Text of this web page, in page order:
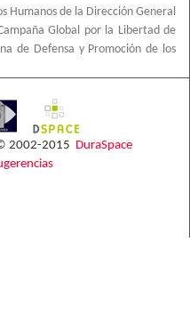
Humanos de la Dirección General
Global por la Libertad de
de Defensa y Promoción de los
2002-2015 DuraSpace